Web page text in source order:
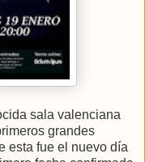
sala valenciana
grandes
esta fue el nuevo día